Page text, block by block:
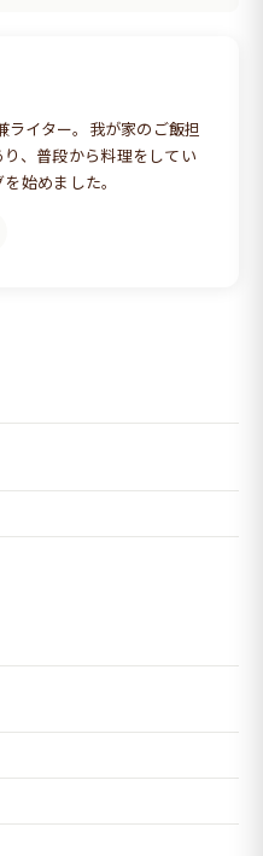
ライター。我が家のご飯担
、普段から料理をしてい
始めました。